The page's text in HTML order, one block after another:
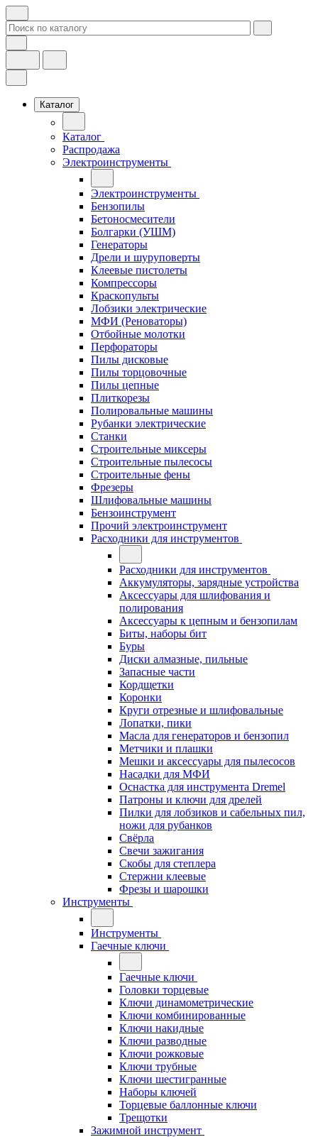
Каталог
Каталог
Распродажа
Электроинструменты
Электроинструменты
Бензопилы
Бетоносмесители
Болгарки (УШМ)
Генераторы
Дрели и шуруповерты
Клеевые пистолеты
Компрессоры
Краскопульты
Лобзики электрические
МФИ (Реноваторы)
Отбойные молотки
Перфораторы
Пилы дисковые
Пилы торцовочные
Пилы цепные
Плиткорезы
Полировальные машины
Рубанки электрические
Станки
Строительные миксеры
Строительные пылесосы
Строительные фены
Фрезеры
Шлифовальные машины
Бензоинструмент
Прочий электроинструмент
Расходники для инструментов
Расходники для инструментов
Аккумуляторы, зарядные устройства
Аксессуары для шлифования и
полирования
Аксессуары к цепным и бензопилам
Биты, наборы бит
Буры
Диски алмазные, пильные
Запасные части
Кордщетки
Коронки
Круги отрезные и шлифовальные
Лопатки, пики
Масла для генераторов и бензопил
Метчики и плашки
Мешки и аксессуары для пылесосов
Насадки для МФИ
Оснастка для инструмента Dremel
Патроны и ключи для дрелей
Пилки для лобзиков и сабельных пил,
ножи для рубанков
Свёрла
Свечи зажигания
Скобы для степлера
Стержни клеевые
Фрезы и шарошки
Инструменты
Инструменты
Гаечные ключи
Гаечные ключи
Головки торцевые
Ключи динамометрические
Ключи комбинированные
Ключи накидные
Ключи разводные
Ключи рожковые
Ключи трубные
Ключи шестигранные
Наборы ключей
Торцевые баллонные ключи
Трещотки
Зажимной инструмент